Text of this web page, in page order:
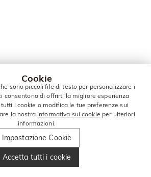
Cookie
sono piccoli file di testo per personalizzare i
consentono di offrirti la migliore esperienza
i cookie o modifica le tue preferenze sui
la nostra Informativa sui cookie per ulteriori
informazioni.
Impostazione Cookie
Accetta tutti i cookie